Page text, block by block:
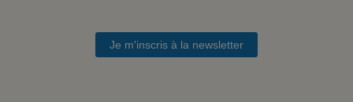
Je m'inscris à la newsletter